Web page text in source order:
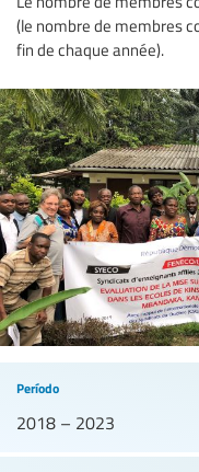
(le nombre de membres
fin de chaque année).
Período
2018 – 2023